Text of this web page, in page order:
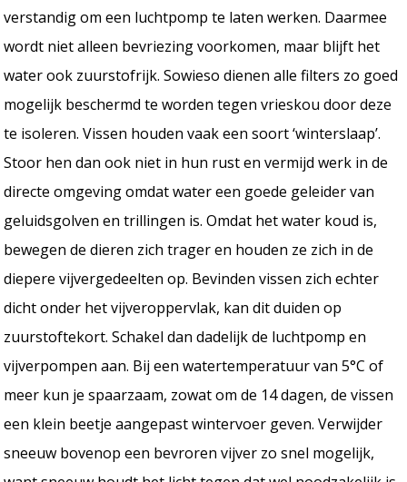
verstandig om een luchtpomp te laten werken. Daarmee
wordt niet alleen bevriezing voorkomen, maar blijft het
water ook zuurstofrijk. Sowieso dienen alle filters zo goed
mogelijk beschermd te worden tegen vrieskou door deze
te isoleren. Vissen houden vaak een soort ‘winterslaap’.
Stoor hen dan ook niet in hun rust en vermijd werk in de
directe omgeving omdat water een goede geleider van
geluidsgolven en trillingen is. Omdat het water koud is,
bewegen de dieren zich trager en houden ze zich in de
diepere vijvergedeelten op. Bevinden vissen zich echter
dicht onder het vijveroppervlak, kan dit duiden op
zuurstoftekort. Schakel dan dadelijk de luchtpomp en
vijverpompen aan. Bij een watertemperatuur van 5°C of
meer kun je spaarzaam, zowat om de 14 dagen, de vissen
een klein beetje aangepast wintervoer geven. Verwijder
sneeuw bovenop een bevroren vijver zo snel mogelijk,